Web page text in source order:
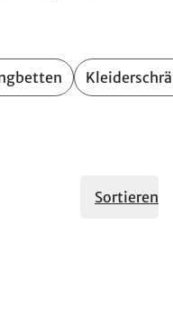
Sortieren